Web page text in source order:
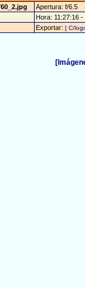
Apertura: f/6.5
Hora: 11:27:16
Exportar: [ C/